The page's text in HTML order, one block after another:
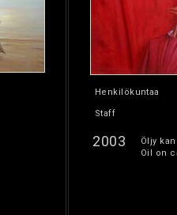
Henkilökuntaa
Staff
2003
Öljy
Oil on